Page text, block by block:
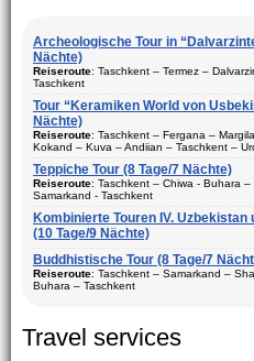
Archeologische Tour in
Nächte)
Reiseroute: Taschkent – Termez –
Taschkent
Dauer : 8 Tage/7 Nächte
Bewegungtyp: Fluglinie und Reisebus
Dalvarzintepa (3)
Saison: ganzes Jahr
Aufenhalt: In den Hotels, privaten Haus
Beschreibung:Reisen in den touristischen
vonUsbekistan. Das beste Programm für
archäologischen Stätten von Surkhandarya
Tour “Keramiken World von
Nächte)
Reiseroute: Taschkent – Fergana –
Kokand – Kuva – Andijan – Taschkent –
Dauer: 12 Tage/11 Nächte
Besuch Stadte: Taschkent (3) – Fergana
Rishtan – Kokand – Kuva – Andijan –
Gijduvan – Samarkand (2)
Saison: ganzes Jahr
Beschreibung:
Reisen in den größten
vonUsbekistan. Tour besteht aus Keramik-
Teppiche Tour (8 Tage/7 Nächte)
Reiseroute: Tasсhkent – Chiwa - Buhara –
Samarkand - Taschkent
:
Dauer: 8 Tage, 7 Nächte
Bewegungtyp: Fluglinie ungd Reisebus
Besuch Stadte: Chiwa(1) - Taschkent (2) -
Saison
: ganzes Jahr
Kombinierte Touren IV. Uzbekistan
(10 Tage/9 Nächte)
Buddhistische Tour (8 Tage/7
Reiseroute: Taschkent – Samarkand –
Buhara – Taschkent
Bewegungtyp: Fluglinie und Reisebus
Travel services